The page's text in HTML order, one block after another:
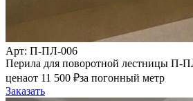
Арт: П-ПЛ-006
Перила для поворотной лестницы П-
ценаот 11 500 ₽за погонный метр
Заказать